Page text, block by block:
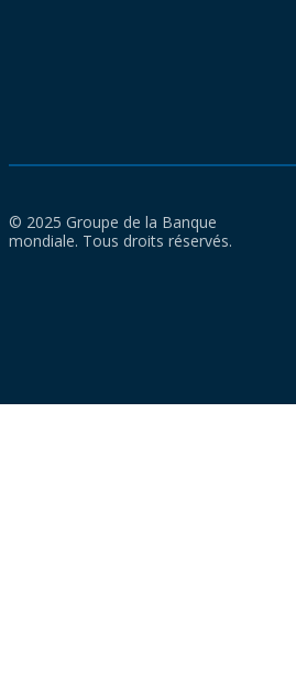
© 2025 Groupe de la Banque
mondiale. Tous droits réservés.